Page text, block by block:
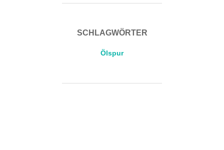
SCHLAGWÖRTER
Ölspur